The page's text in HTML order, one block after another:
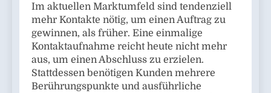
Im aktuellen Marktumfeld sind tendenziell
mehr Kontakte nötig, um einen Auftrag zu
gewinnen, als früher. Eine einmalige
Kontaktaufnahme reicht heute nicht mehr
aus, um einen Abschluss zu erzielen.
Stattdessen benötigen Kunden mehrere
Berührungspunkte und ausführliche